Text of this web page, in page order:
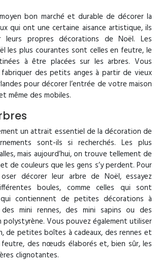
bon marché et durable de décorer la
qui ont une certaine aisance artistique, ils
leurs propres décorations de Noël. Les
les plus courantes sont celles en feutre, le
à être placées sur les arbres. Vous
des petits anges à partir de vieux
pour décorer l’entrée de votre maison
même des mobiles.
un attrait essentiel de la décoration de
sont-ils si recherchés. Les plus
mais aujourd’hui, on trouve tellement de
de couleurs que les gens s’y perdent. Pour
décorer leur arbre de Noël, essayez
boules, comme celles qui sont
contiennent de petites décorations à
des mini rennes, des mini sapins ou des
polystyrène. Vous pouvez également utiliser
de petites boîtes à cadeaux, des rennes et
des nœuds élaborés et, bien sûr, les
clignotantes.